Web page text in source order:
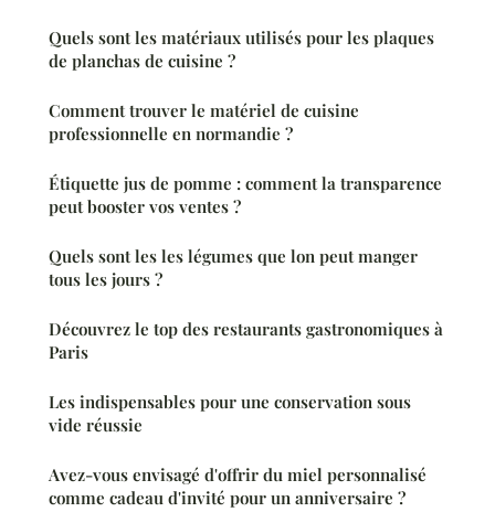
Quels sont les matériaux utilisés pour les plaques
de planchas de cuisine ?
Comment trouver le matériel de cuisine
professionnelle en normandie ?
Étiquette jus de pomme : comment la transparence
peut booster vos ventes ?
Quels sont les les légumes que lon peut manger
tous les jours ?
Découvrez le top des restaurants gastronomiques à
Paris
Les indispensables pour une conservation sous
vide réussie
Avez-vous envisagé d'offrir du miel personnalisé
comme cadeau d'invité pour un anniversaire ?